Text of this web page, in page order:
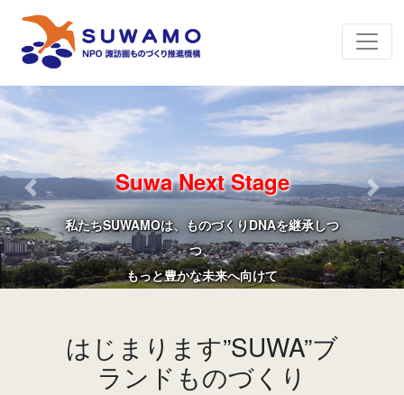
Suwa DNA
History
戦後、東洋のスイスと呼ばれ
精密機械工業の集積地として
発展
精密機械
時計・カメラ・オルゴール等の工場が
集結
Previous Next
はじまります”SUWA”ブ
ランドものづくり